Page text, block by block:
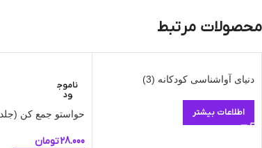
محصولات مرتبط
دنیای آواشناسی کودکانه (3)
اطلاعات بیشتر
ناموج
ود
حواستو جمع کن (جلد 12)
28.000تومان